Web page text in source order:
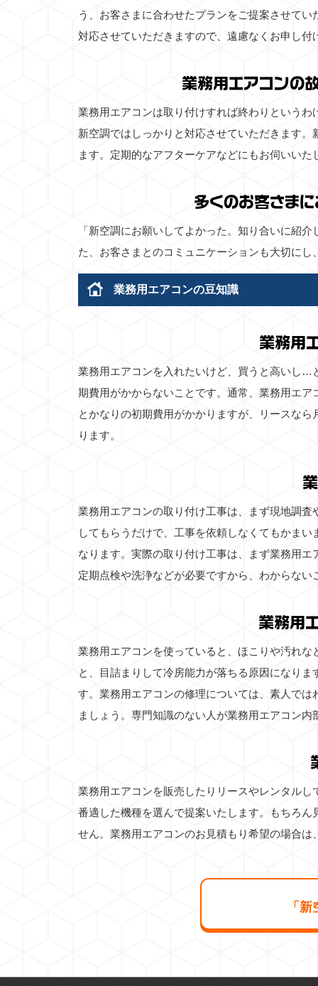
う、お客さまに合わせたプランをご提案させて
対応させていただきますので、遠慮なくお申し付
業務用エアコンの
業務用エアコンは取り付けすれば終わりという
新空調ではしっかりと対応させていただきます
ます。定期的なアフターケアなどにもお伺いい
多くのお客さま
「新空調にお願いしてよかった。知り合いに紹
た、お客さまとのコミュニケーションも大切に
業務用エアコンの豆知識
業務用
業務用エアコンを入れたいけど、買うと高いし…
期費用がかからないことです。通常、業務用エ
とかなりの初期費用がかかりますが、リースな
ります。
業務用エアコンの取り付け工事は、まず現地調
してもらうだけで、工事を依頼しなくてもかま
なります。実際の取り付け工事は、まず業務用
定期点検や洗浄などが必要ですから、わからな
業務用
業務用エアコンを使っていると、ほこりや汚れ
と、目詰まりして冷房能力が落ちる原因になり
す。業務用エアコンの修理については、素人で
ましょう。専門知識のない人が業務用エアコン
業務用エアコンを販売したりリースやレンタル
番適した機種を選んで提案いたします。もちろ
せん。業務用エアコンのお見積もり希望の場合
「